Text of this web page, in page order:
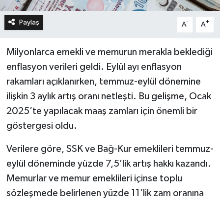
Paylaş A- A+
Milyonlarca emekli ve memurun merakla beklediği
enflasyon verileri geldi. Eylül ayı enflasyon
rakamları açıklanırken, temmuz-eylül dönemine
ilişkin 3 aylık artış oranı netleşti. Bu gelişme, Ocak
2025’te yapılacak maaş zamları için önemli bir
göstergesi oldu.
Verilere göre, SSK ve Bağ-Kur emeklileri temmuz-
eylül döneminde yüzde 7,5’lik artış hakkı kazandı.
Memurlar ve memur emeklileri içinse toplu
sözleşmede belirlenen yüzde 11’lik zam oranına